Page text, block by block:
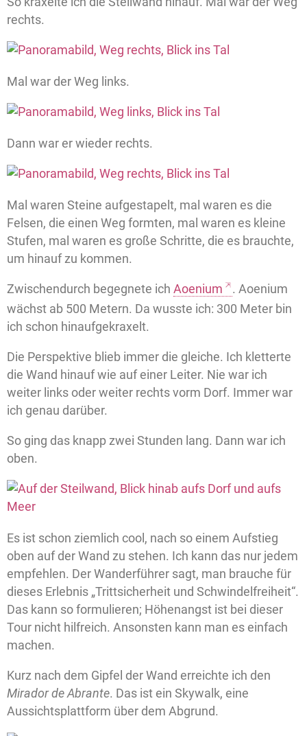
rechts.
Mal war der Weg links.
Dann war er wieder rechts.
Mal waren Steine aufgestapelt, mal waren es die
Felsen, die einen Weg formten, mal waren es kleine
Stufen, mal waren es große Schritte, die es brauchte,
um hinauf zu kommen.
Zwischendurch begegnete ich Aoenium
. Aoenium
wächst ab 500 Metern. Da wusste ich: 300 Meter bin
ich schon hinaufgekraxelt.
Die Perspektive blieb immer die gleiche. Ich kletterte
die Wand hinauf wie auf einer Leiter. Nie war ich
weiter links oder weiter rechts vorm Dorf. Immer war
ich genau darüber.
So ging das knapp zwei Stunden lang. Dann war ich
oben.
Es ist schon ziemlich cool, nach so einem Aufstieg
oben auf der Wand zu stehen. Ich kann das nur jedem
empfehlen. Der Wanderführer sagt, man brauche für
dieses Erlebnis „Trittsicherheit und Schwindelfreiheit“.
Das kann so formulieren; Höhenangst ist bei dieser
Tour nicht hilfreich. Ansonsten kann man es einfach
machen.
Kurz nach dem Gipfel der Wand erreichte ich den
Mirador de Abrante. Das ist ein Skywalk, eine
Aussichtsplattform über dem Abgrund.